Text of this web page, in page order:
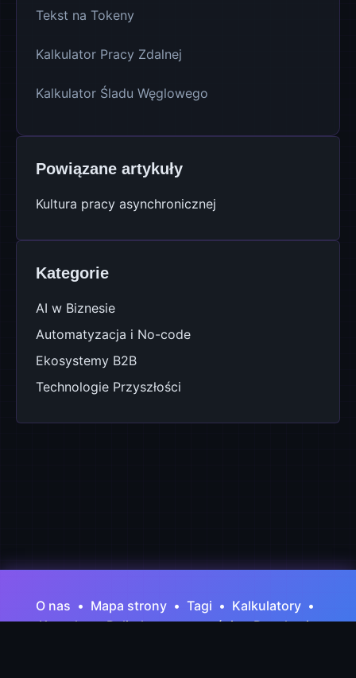
Tekst na Tokeny
Kalkulator Pracy Zdalnej
Kalkulator Śladu Węglowego
Powiązane artykuły
Kultura pracy asynchronicznej
Kategorie
AI w Biznesie
Automatyzacja i No-code
Ekosystemy B2B
Technologie Przyszłości
O nas • Mapa strony • Tagi • Kalkulatory •
Kontakt • Polityka prywatności • Regulamin